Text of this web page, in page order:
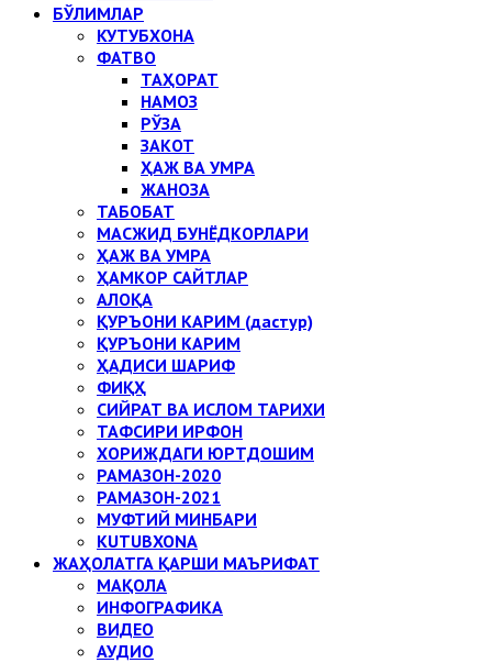
БЎЛИМЛАР
КУТУБХОНА
ФАТВО
ТАҲОРАТ
НАМОЗ
РЎЗА
ЗАКОТ
ҲАЖ ВА УМРА
ЖАНОЗА
ТАБОБАТ
МАСЖИД БУНЁДКОРЛАРИ
ҲАЖ ВА УМРА
ҲАМКОР САЙТЛАР
АЛОҚА
ҚУРЪОНИ КАРИМ (дастур)
ҚУРЪОНИ КАРИМ
ҲАДИСИ ШАРИФ
ФИҚҲ
СИЙРАТ ВА ИСЛОМ ТАРИХИ
ТАФСИРИ ИРФОН
ХОРИЖДАГИ ЮРТДОШИМ
РАМАЗОН-2020
РАМАЗОН-2021
МУФТИЙ МИНБАРИ
KUTUBXONA
ЖАҲОЛАТГА ҚАРШИ МАЪРИФАТ
МАҚОЛА
ИНФОГРАФИКА
ВИДЕО
АУДИО